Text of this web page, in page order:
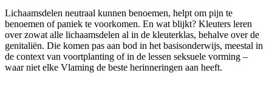
Lichaamsdelen neutraal kunnen benoemen, helpt om pijn te
benoemen of paniek te voorkomen. En wat blijkt? Kleuters leren
over zowat alle lichaamsdelen al in de kleuterklas, behalve over de
genitaliën. Die komen pas aan bod in het basisonderwijs, meestal in
de context van voortplanting of in de lessen seksuele vorming –
waar niet elke Vlaming de beste herinneringen aan heeft.